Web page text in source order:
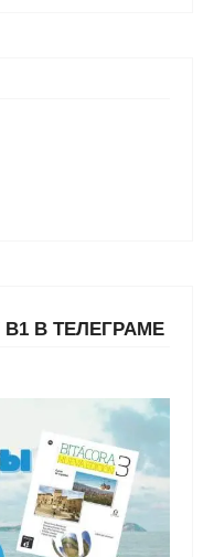
В ТЕЛЕГРАМЕ